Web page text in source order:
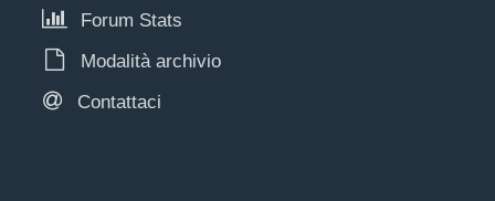
Forum Stats
Modalità archivio
Contattaci